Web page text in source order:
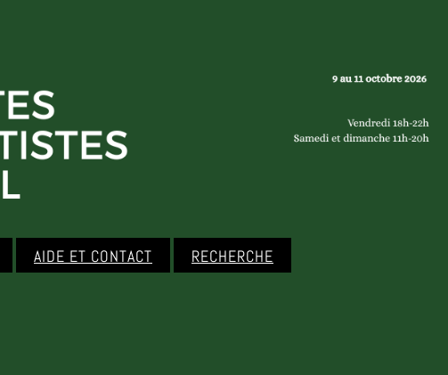
AIDE ET CONTACT RECHERCHE